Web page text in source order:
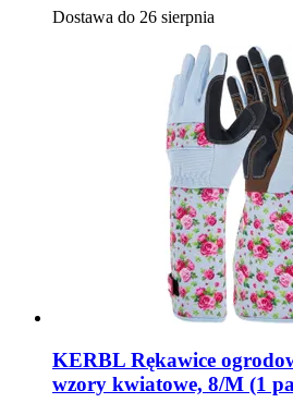
Dostawa do 26 sierpnia
KERBL Rękawice
wzory kwiatowe, 8/M (1